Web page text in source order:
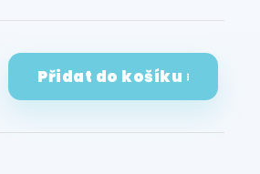
Přidat do košíku